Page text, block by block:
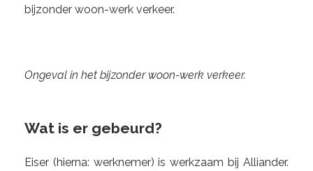
bijzonder woon-werk verkeer.
Ongeval in het bijzonder woon-werk verkeer.
Wat is er gebeurd?
Eiser (hierna: werknemer) is werkzaam bij Alliander.